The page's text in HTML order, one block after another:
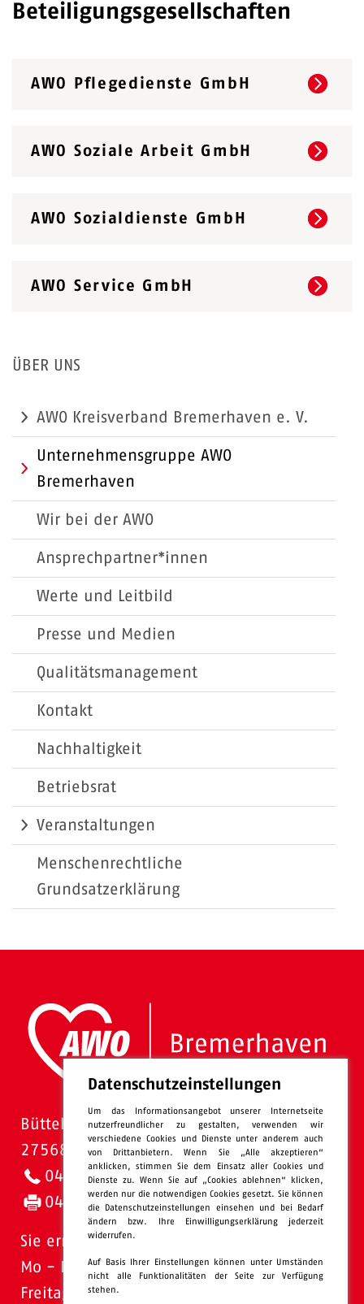
Beteiligungsgesellschaften
AWO Pflegedienste GmbH
AWO Soziale Arbeit GmbH
AWO Sozialdienste GmbH
AWO Service GmbH
ÜBER UNS
AWO Kreisverband Bremerhaven e. V.
Unternehmensgruppe AWO
Bremerhaven
Wir bei der AWO
Ansprechpartner*innen
Werte und Leitbild
Presse und Medien
Qualitätsmanagement
Kontakt
Nachhaltigkeit
Betriebsrat
Veranstaltungen
Menschenrechtliche
Grundsatzerklärung
Bütteler Straße 1
27568 Bremerhaven
0471 - 95 47-0
0471 - 95 47-120
Sie erreichen uns:
Mo - Do: 08.00 - 16.00 Uhr
Freitags 08.00 - 13.00 Uhr
Datenschutzeinstellungen
Um das Informationsangebot unserer Internetseite
nutzerfreundlicher zu gestalten, verwenden wir
verschiedene Cookies und Dienste unter anderem auch
von Drittanbietern. Wenn Sie „Alle akzeptieren“
anklicken, stimmen Sie dem Einsatz aller Cookies und
Dienste zu. Wenn Sie auf „Cookies ablehnen“ klicken,
werden nur die notwendigen Cookies gesetzt. Sie können
die Datenschutzeinstellungen einsehen und bei Bedarf
ändern bzw. Ihre Einwilligungserklärung jederzeit
widerrufen.
Auf Basis Ihrer Einstellungen können unter Umständen
nicht alle Funktionalitäten der Seite zur Verfügung
stehen.